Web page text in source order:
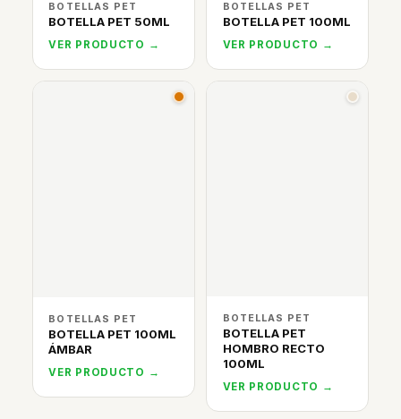
BOTELLAS PET
BOTELLA PET 50ML
VER PRODUCTO →
BOTELLAS PET
BOTELLA PET 100ML
VER PRODUCTO →
BOTELLAS PET
BOTELLA PET 100ML
ÁMBAR
VER PRODUCTO →
BOTELLAS PET
BOTELLA PET
HOMBRO RECTO
100ML
VER PRODUCTO →